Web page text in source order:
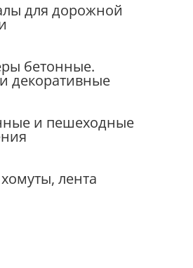
для дорожной
бетонные.
декоративные
и пешеходные
лента